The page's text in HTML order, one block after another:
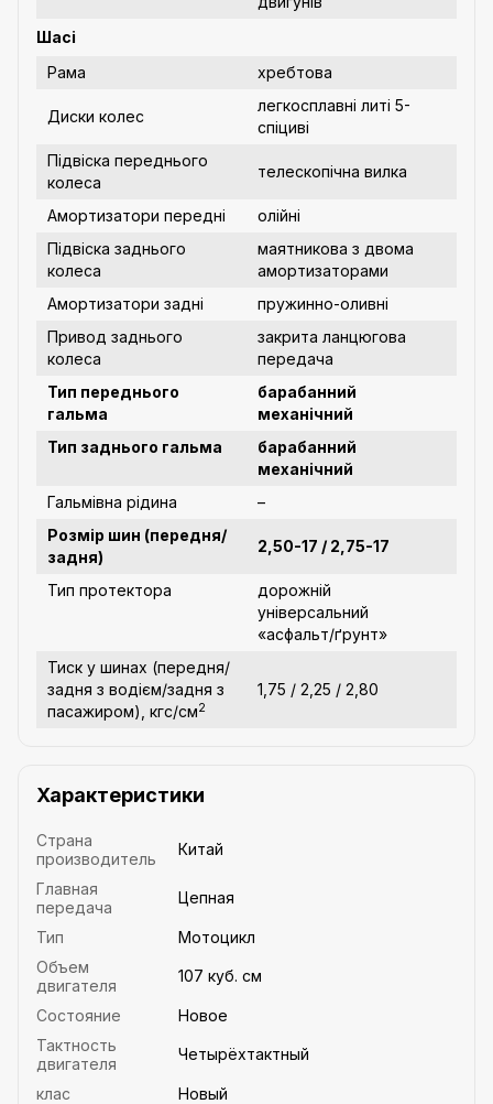
Шасі
Рама
хребтова
Диски колес
легкосплавні литі 5-
спіциві
Підвіска переднього
колеса
телескопічна вилка
Амортизатори передні
олійні
Підвіска заднього
колеса
маятникова з двома
амортизаторами
Амортизатори задні
пружинно-оливні
Привод заднього
колеса
закрита ланцюгова
передача
Тип переднього
гальма
барабанний
механічний
Тип заднього гальма
барабанний
механічний
Гальмівна рідина
–
Розмір шин (передня/
задня)
2,50-17 / 2,75-17
Тип протектора
дорожній
універсальний
«асфальт/ґрунт»
Тиск у шинах (передня/
задня з водієм/задня з
пасажиром), кгс/см2
1,75 / 2,25 / 2,80
Характеристики
Страна
производитель
Китай
Главная
передача
Цепная
Тип
Мотоцикл
Объем
двигателя
107 куб. см
Состояние
Новое
Тактность
двигателя
Четырёхтактный
клас
Новый